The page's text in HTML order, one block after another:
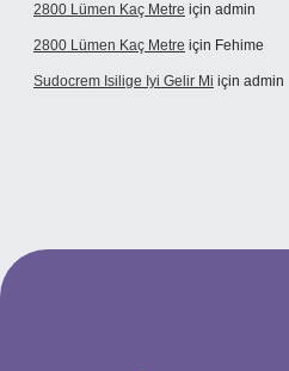
2800 Lümen Kaç Metre için admin
2800 Lümen Kaç Metre için Fehime
Sudocrem Isilige Iyi Gelir Mi için admin
opera bet giriş